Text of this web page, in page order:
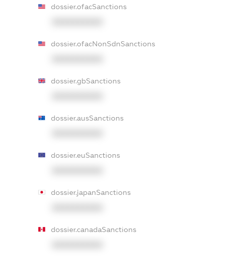
dossier.ofacSanctions
dossier.ofacNonSdnSanctions
dossier.gbSanctions
dossier.ausSanctions
dossier.euSanctions
dossier.japanSanctions
dossier.canadaSanctions